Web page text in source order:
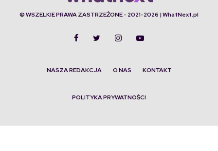
© WSZELKIE PRAWA ZASTRZEŻONE - 2021-2026 | WhatNext.pl
NASZA REDAKCJA O NAS KONTAKT
POLITYKA PRYWATNOŚCI